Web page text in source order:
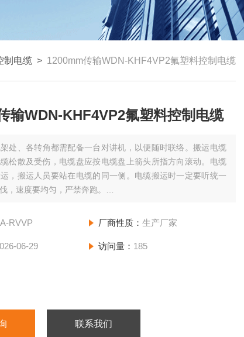
制电缆 > 1200mm传输WDN-KHF4VP2氟塑料控制电缆
输WDN-KHF4VP2氟塑料控制电缆
处、各转角都需配备一台对讲机，以便随时联络。搬运电缆
松散及受伤，电缆盘应按电缆盘上箭头所指方向滚动。电缆
，搬运人员要站在电缆的同一侧。电缆搬运时一定要听统一
，速度要均匀，严禁奔跑。
RVVP 厂商性质： 生产厂家
06-29 访问量： 185
联系我们